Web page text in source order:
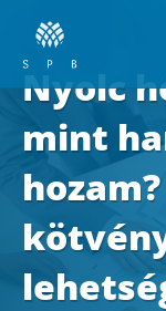
Nyolc
mint